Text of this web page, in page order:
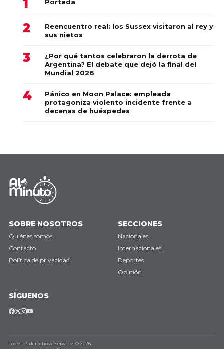
Portada
Reencuentro real: los Sussex visitaron al rey y
sus nietos
¿Por qué tantos celebraron la derrota de
Argentina? El debate que dejó la final del
Mundial 2026
Pánico en Moon Palace: empleada
protagoniza violento incidente frente a
decenas de huéspedes
SOBRE NOSOTROS
Quiénes somos
Contacto
Política de privacidad
SECCIONES
Nacionales
Internacionales
Deportes
Opinión
SÍGUENOS
Todos los derechos reservados © 2026